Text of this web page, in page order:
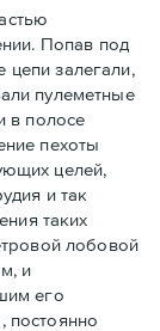
Попав под
залегали,
пулеметные
в полосе
пехоты
целей,
и так
таких
лобовой
и
его
постоянно